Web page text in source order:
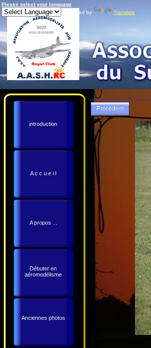
Please select your language
Powered by
Translate
introduction
A c c u e i l
A propos ...
Débuter en
aéromodélisme
Anciennes photos